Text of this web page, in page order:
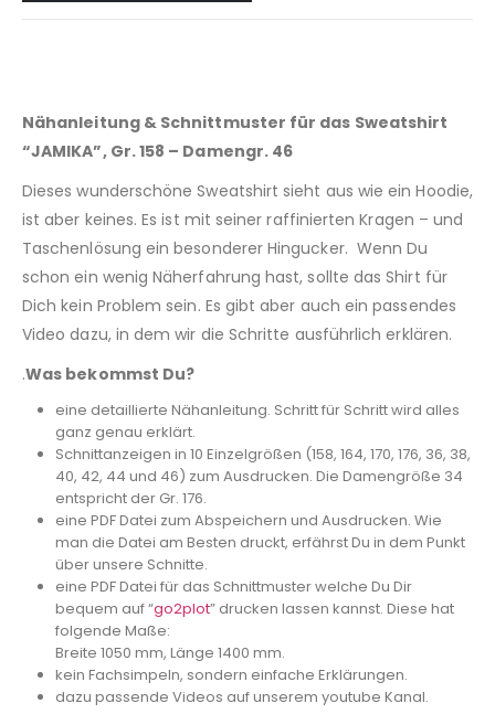
Nähanleitung & Schnittmuster für das Sweatshirt
“JAMIKA”, Gr. 158 – Damengr. 46
Dieses wunderschöne Sweatshirt sieht aus wie ein Hoodie,
ist aber keines. Es ist mit seiner raffinierten Kragen – und
Taschenlösung ein besonderer Hingucker. Wenn Du
schon ein wenig Näherfahrung hast, sollte das Shirt für
Dich kein Problem sein. Es gibt aber auch ein passendes
Video dazu, in dem wir die Schritte ausführlich erklären.
.Was bekommst Du?
eine detaillierte Nähanleitung. Schritt für Schritt wird alles
ganz genau erklärt.
Schnittanzeigen in 10 Einzelgrößen (158, 164, 170, 176, 36, 38,
40, 42, 44 und 46) zum Ausdrucken. Die Damengröße 34
entspricht der Gr. 176.
eine PDF Datei zum Abspeichern und Ausdrucken. Wie
man die Datei am Besten druckt, erfährst Du in dem Punkt
über unsere Schnitte.
eine PDF Datei für das Schnittmuster welche Du Dir
bequem auf “go2plot” drucken lassen kannst. Diese hat
folgende Maße:
Breite 1050 mm, Länge 1400 mm.
kein Fachsimpeln, sondern einfache Erklärungen.
dazu passende Videos auf unserem youtube Kanal.